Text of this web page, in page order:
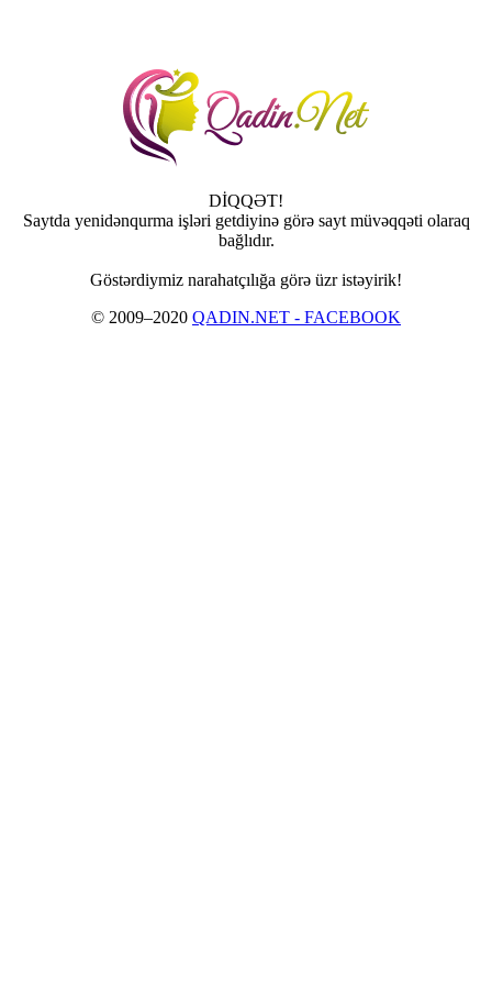
DİQQƏT!
Saytda yenidənqurma işləri getdiyinə görə sayt müvəqqəti olaraq
bağlıdır.
Göstərdiymiz narahatçılığa görə üzr istəyirik!
© 2009–2020 QADIN.NET - FACEBOOK